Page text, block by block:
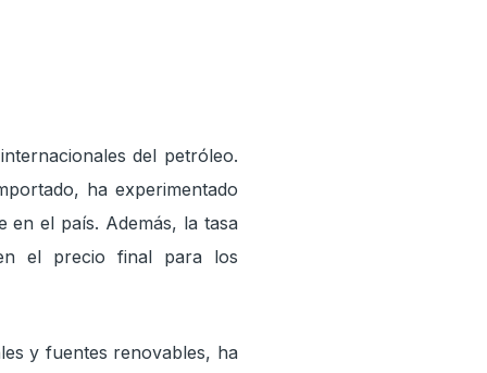
del petróleo.
ha experimentado
en el país. Además, la tasa
el precio final para los
y fuentes renovables, ha